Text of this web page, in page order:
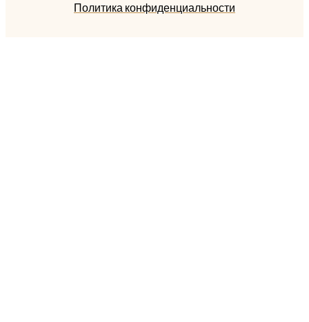
Политика конфиденциальности